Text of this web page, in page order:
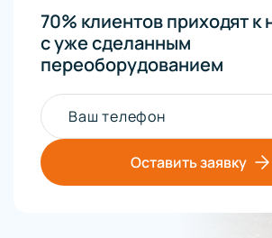
70% клиентов приходят к
с уже сделанным
переоборудованием
Ваш телефон
Оставить заявку